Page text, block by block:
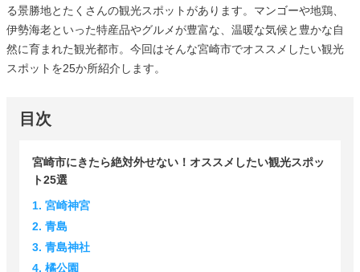
る景勝地とたくさんの観光スポットがあります。マンゴーや地鶏、
伊勢海老といった特産品やグルメが豊富な、温暖な気候と豊かな自
然に育まれた観光都市。今回はそんな宮崎市でオススメしたい観光
スポットを25か所紹介します。
目次
宮崎市にきたら絶対外せない！オススメしたい観光スポッ
ト25選
1. 宮崎神宮
2. 青島
3. 青島神社
4. 橘公園